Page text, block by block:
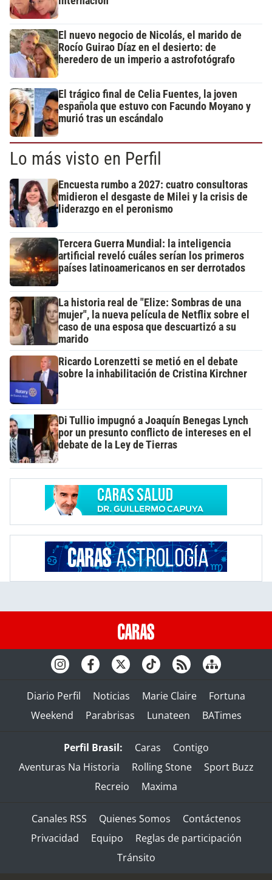
El nuevo negocio de Nicolás, el marido de
Rocío Guirao Díaz en el desierto: de
heredero de un imperio a astrofotógrafo
El trágico final de Celia Fuentes, la joven
española que estuvo con Facundo Moyano y
murió tras un escándalo
Lo más visto en Perfil
Encuesta rumbo a 2027: cuatro consultoras
midieron el desgaste de Milei y la crisis de
liderazgo en el peronismo
Tercera Guerra Mundial: la inteligencia
artificial reveló cuáles serían los primeros
países latinoamericanos en ser derrotados
La historia real de "Elize: Sombras de una
mujer", la nueva película de Netflix sobre el
caso de una esposa que descuartizó a su
marido
Ricardo Lorenzetti se metió en el debate
sobre la inhabilitación de Cristina Kirchner
Di Tullio impugnó a Joaquín Benegas Lynch
por un presunto conflicto de intereses en el
debate de la Ley de Tierras
Diario Perfil Noticias Marie Claire
Fortuna
Weekend
Parabrisas Lunateen BATimes
Perfil Brasil: Caras
Contigo
Aventuras Na Historia
Rolling Stone
Sport Buzz
Recreio
Maxima
Canales RSS Quienes Somos
Contáctenos
Privacidad
Equipo
Reglas de participación
Tránsito